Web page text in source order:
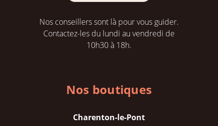
Nos conseillers sont là pour vous guider.
Contactez-les du lundi au vendredi de
10h30 à 18h.
Nos boutiques
Charenton-le-Pont